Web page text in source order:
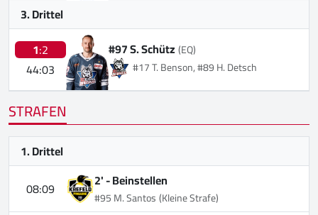
3. Drittel
1:2
44:03
#97 S. Schütz(EQ)
#17 T. Benson, #89 H. Detsch
STRAFEN
1. Drittel
08:09
2' -Beinstellen
#95 M. Santos(Kleine Strafe)